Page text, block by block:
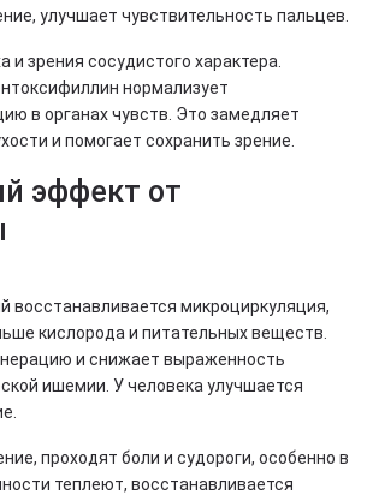
улучшает чувствительность пальцев.
и зрения сосудистого характера.
нормализует
в органах чувств. Это замедляет
и помогает сохранить зрение.
эффект от
восстанавливается микроциркуляция,
кислорода и питательных веществ.
и снижает выраженность
ишемии. У человека улучшается
проходят боли и судороги, особенно в
теплеют, восстанавливается